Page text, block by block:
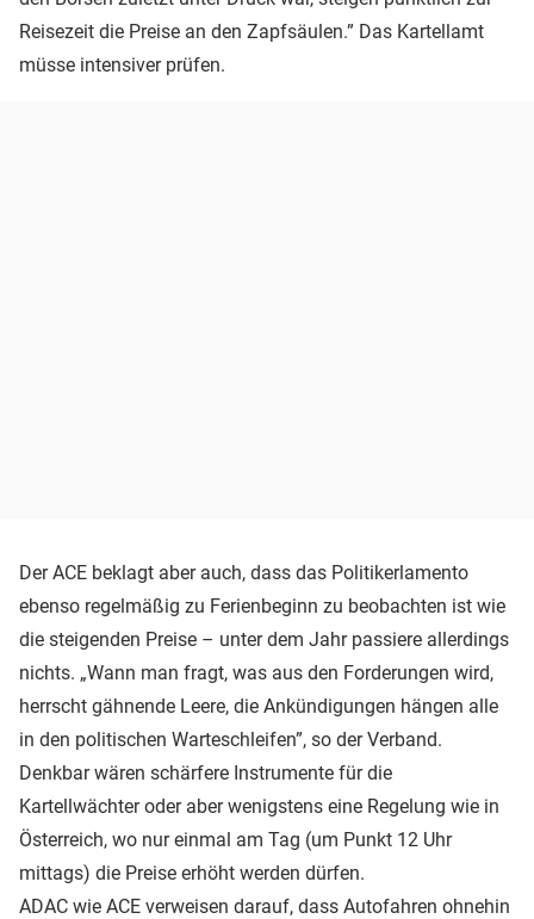
Reisezeit die Preise an den Zapfsäulen.” Das Kartellamt
müsse intensiver prüfen.
Der ACE beklagt aber auch, dass das Politikerlamento
ebenso regelmäßig zu Ferienbeginn zu beobachten ist wie
die steigenden Preise – unter dem Jahr passiere allerdings
nichts. „Wann man fragt, was aus den Forderungen wird,
herrscht gähnende Leere, die Ankündigungen hängen alle
in den politischen Warteschleifen”, so der Verband.
Denkbar wären schärfere Instrumente für die
Kartellwächter oder aber wenigstens eine Regelung wie in
Österreich, wo nur einmal am Tag (um Punkt 12 Uhr
mittags) die Preise erhöht werden dürfen.
ADAC wie ACE verweisen darauf, dass Autofahren ohnehin